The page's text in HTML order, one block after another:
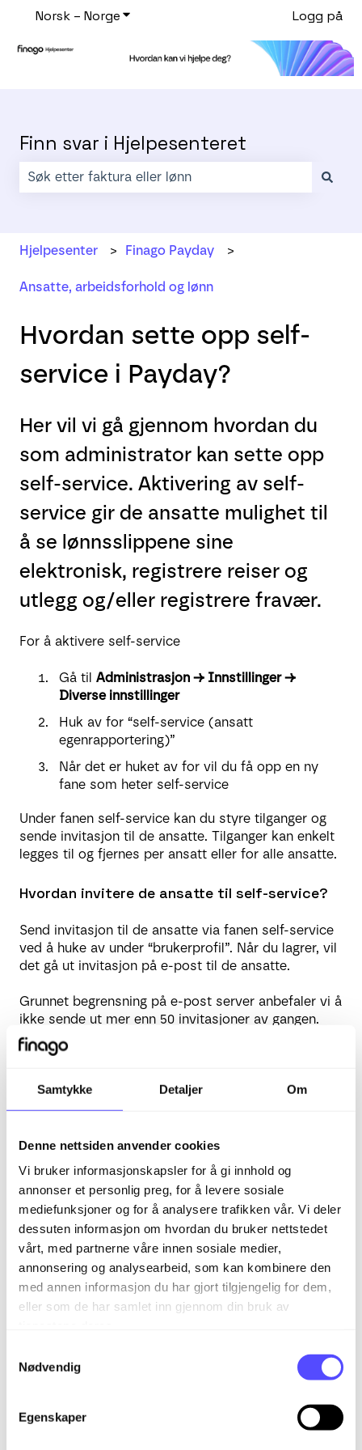
Samtykke Detaljer Om
Denne nettsiden anvender cookies
Vi bruker informasjonskapsler for å gi innhold og
annonser et personlig preg, for å levere sosiale
mediefunksjoner og for å analysere trafikken vår. Vi deler
dessuten informasjon om hvordan du bruker nettstedet
vårt, med partnerne våre innen sosiale medier,
annonsering og analysearbeid, som kan kombinere den
med annen informasjon du har gjort tilgjengelig for dem,
eller som de har samlet inn gjennom din bruk av
Nødvendig
Egenskaper
Norsk – NorgeVis undermeny for oversettelserLogg på
Finn svar i Hjelpesenteret
Hjelpesenter Finago Payday
Ansatte, arbeidsforhold og lønn
Hvordan sette opp self-
service i Payday?
Her vil vi gå gjennom hvordan du
som administrator kan sette opp
self-service. Aktivering av self-
service gir de ansatte mulighet til
å se lønnsslippene sine
elektronisk, registrere reiser og
utlegg og/eller registrere fravær.
For å aktivere self-service
Gå til Administrasjon → Innstillinger →
Diverse innstillinger
Huk av for “self-service (ansatt
egenrapportering)”
Når det er huket av for vil du få opp en ny
fane som heter self-service
Under fanen self-service kan du styre tilganger og
sende invitasjon til de ansatte. Tilganger kan enkelt
legges til og fjernes per ansatt eller for alle ansatte.
Hvordan invitere de ansatte til self-service?
Send invitasjon til de ansatte via fanen self-service
ved å huke av under “brukerprofil”. Når du lagrer, vil
det gå ut invitasjon på e-post til de ansatte.
Grunnet begrensning på e-post server anbefaler vi å
ikke sende ut mer enn 50 invitasjoner av gangen.
Viktig at e-postadresse er lagt til
under Personalia på den ansatte før
invitasjon blir sendt ut.
Se hvordan de ansatte kommer i gang med self-
service etter at invitasjon er sendt: Se artikkel:
Hvordan kommer jeg som ansatt i gang med self-
service i Payday
Hvordan opprette admin-bruker i Payday?